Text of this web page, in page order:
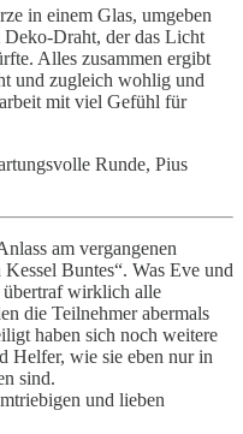
in einem Glas, umgeben
Draht, der das Licht
Alles zusammen ergibt
und zugleich wohlig und
mit viel Gefühl für
Runde, Pius
am vergangenen
Buntes“. Was Eve und
übertraf wirklich alle
die Teilnehmer abermals
haben sich noch weitere
Helfer, wie sie eben nur in
sind.
und lieben